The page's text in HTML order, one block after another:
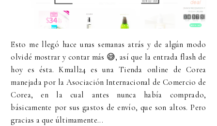
Esto me llegó hace unas semanas atrás y de algún modo
olvidé mostrar y contar más 😅, así que la entrada flash de
hoy es ésta. Kmall24 es una Tienda online de Corea
manejada por la Asociación Internacional de Comercio de
Corea, en la cual antes nunca había comprado,
básicamente por sus gastos de envío, que son altos. Pero
gracias a que últimamente...